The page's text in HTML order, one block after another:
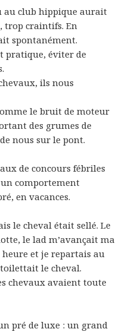
au club hippique aurait
trop craintifs. En
spontanément.
pratique, éviter de
ils nous
le bruit de moteur
des grumes de
nous sur le pont.
de concours fébriles
comportement
en vacances.
le cheval était sellé. Le
le lad m’avançait ma
et je repartais au
le cheval.
chevaux avaient toute
pré de luxe : un grand